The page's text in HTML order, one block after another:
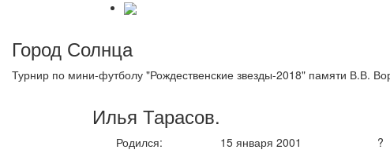
Город Солнца
Турнир по мини-футболу "Рождественские звезды-2018" памяти В.В.
Илья Тарасов.
Родился:
15 января 2001
?